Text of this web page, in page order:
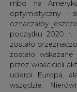
zostało
zostało
przez właścicieli
ucierpi Europa,
wszędzie.
motorem
rafinerie należą do
fundamentów
się pod presją